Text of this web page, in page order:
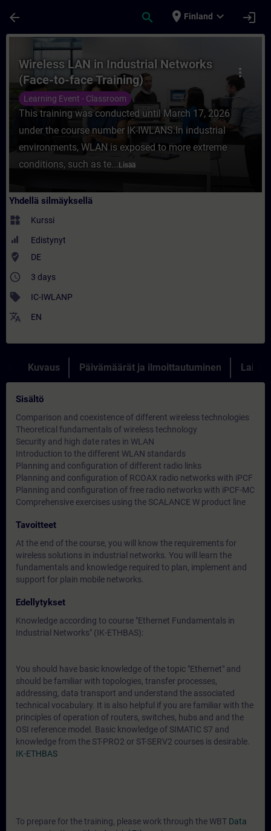
arrow_back search place Finland expand_more login
Kurssi - Wireless LAN in Industrial
more_vert
Wireless LAN in Industrial Networks
(Face-to-face Training)
Learning Event - Classroom
This training was conducted until March 17, 2026
under the course number IK-IWLANS.In industrial
environments, WLAN is exposed to more extreme
conditions, such as te... Lisää
Yhdellä silmäyksellä
widgets Kurssi
Edistynyt
where_to_vote DE
access_time 3 days
sell IC-IWLANP
translate EN
Kuvaus Päivämäärät ja ilmoittautuminen
Sisältö
Comparison and coexistence of different wireless technologies
Theoretical fundamentals of wireless technology
Security and high date rates in WLAN
Introduction to the different WLAN standards
Planning and configuration of different radio links
Planning and configuration of RCOAX radio networks with iPCF
Planning and configuration of free radio networks with iPCF-MC
Comprehensive exercises using the SCALANCE W product line
Tavoitteet
At the end of the course, you will know the requirements for
wireless solutions in industrial networks. You will learn the
fundamentals and knowledge required to plan, implement and
support for plain mobile networks.
Edellytykset
Knowledge according to course "Ethernet Fundamentals in
Industrial Networks" (IK-ETHBAS):
You should have basic knowledge of the topic "Ethernet" and
should be familiar with topologies, transfer processes,
addressing, data transport and understand the associated
technical vocabulary. It is also helpful if you are familiar with the
principles of operation of routers, switches, hubs and and the
OSI reference model. Basic knowledge of SIMATIC S7 and
knowledge from the ST-PRO2 or ST-SERV2 courses is desirable.
IK-ETHBAS
To prepare for the training, please work through the WBT Data